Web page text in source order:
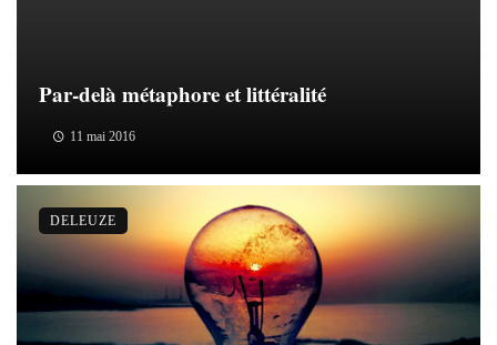
Par-delà métaphore et littéralité
11 mai 2016
DELEUZE